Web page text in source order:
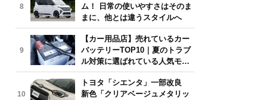
8
ム！ 日常の使いやすさはそのま
まに、他とは違うスタイルへ
9
【カー用品店】売れているカー
バッテリーTOP10｜夏のトラブ
ル対策に選ばれている人気モデ
ルは？【2026年6月版】
10
トヨタ「シエンタ」一部改良
新色「クリアベージュメタリッ